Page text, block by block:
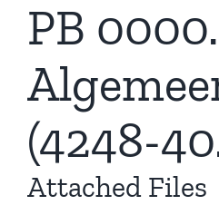
PB
(4248-
Attached Files